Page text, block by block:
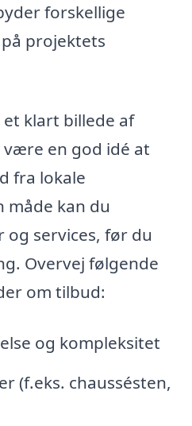
forskellige
projektets
klart billede af
en god idé at
fra lokale
kan du
og services, før du
Overvej følgende
om tilbud:
og kompleksitet
(f.eks. chaussésten,